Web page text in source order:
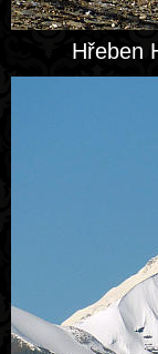
Hřeben